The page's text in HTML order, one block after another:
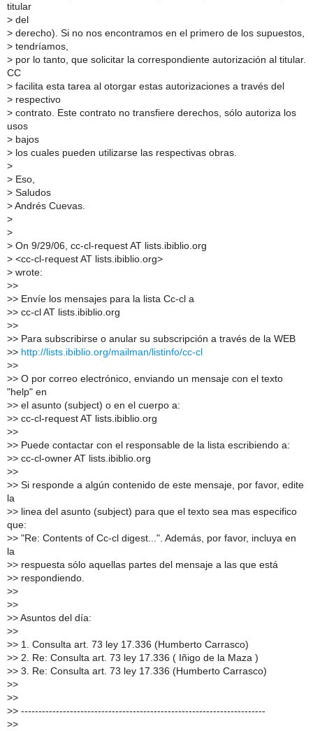
titular
> del
> derecho). Si no nos encontramos en el primero de los supuestos,
> tendríamos,
> por lo tanto, que solicitar la correspondiente autorización al titular.
CC
> facilita esta tarea al otorgar estas autorizaciones a través del
> respectivo
> contrato. Este contrato no transfiere derechos, sólo autoriza los
usos
> bajos
> los cuales pueden utilizarse las respectivas obras.
>
> Eso,
> Saludos
> Andrés Cuevas.
>
>
> On 9/29/06, cc-cl-request AT lists.ibiblio.org
> <cc-cl-request AT lists.ibiblio.org>
> wrote:
>>
>> Envíe los mensajes para la lista Cc-cl a
>> cc-cl AT lists.ibiblio.org
>>
>> Para subscribirse o anular su subscripción a través de la WEB
>> http://lists.ibiblio.org/mailman/listinfo/cc-cl
>>
>> O por correo electrónico, enviando un mensaje con el texto
"help" en
>> el asunto (subject) o en el cuerpo a:
>> cc-cl-request AT lists.ibiblio.org
>>
>> Puede contactar con el responsable de la lista escribiendo a:
>> cc-cl-owner AT lists.ibiblio.org
>>
>> Si responde a algún contenido de este mensaje, por favor, edite
la
>> linea del asunto (subject) para que el texto sea mas especifico
que:
>> "Re: Contents of Cc-cl digest...". Además, por favor, incluya en
la
>> respuesta sólo aquellas partes del mensaje a las que está
>> respondiendo.
>>
>>
>> Asuntos del día:
>>
>> 1. Consulta art. 73 ley 17.336 (Humberto Carrasco)
>> 2. Re: Consulta art. 73 ley 17.336 ( Iñigo de la Maza )
>> 3. Re: Consulta art. 73 ley 17.336 (Humberto Carrasco)
>>
>>
>> ----------------------------------------------------------------------
>>